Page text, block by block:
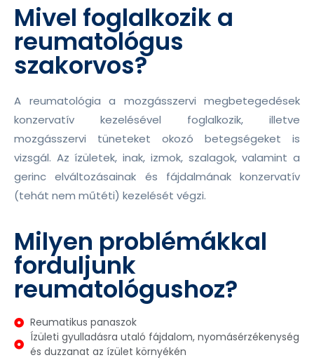
Mivel foglalkozik a
reumatológus
szakorvos?
A reumatológia a mozgásszervi megbetegedések
konzervatív kezelésével foglalkozik, illetve
mozgásszervi tüneteket okozó betegségeket is
vizsgál. Az ízületek, inak, izmok, szalagok, valamint a
gerinc elváltozásainak és fájdalmának konzervatív
(tehát nem műtéti) kezelését végzi.
Milyen problémákkal
forduljunk
reumatológushoz?
Reumatikus panaszok
Ízületi gyulladásra utaló fájdalom, nyomásérzékenység
és duzzanat az ízület környékén